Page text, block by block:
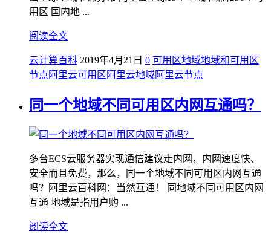
用区 国内地 ...
阅读全文
云计算百科 2019年4月21日 0 可用区地域地域和可用区
节点 阿里云可用区 阿里云地域阿里云节点
同一个地域不同可用区内网互通吗？
多台ECS云服务器实现通信建议走内网，内网速度快、
安全而且免费，那么，同一个地域不同可用区内网互通
吗？阿里云百科网：当然互通！ 同地域不同可用区内网
互通 地域是指用户购 ...
阅读全文